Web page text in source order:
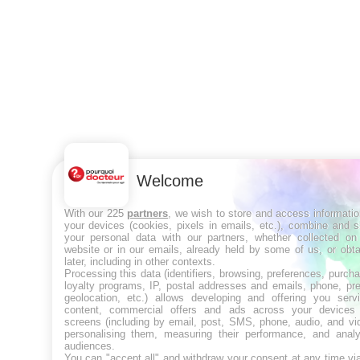
Welcome
With our 225 partners , we wish to store and access
your devices (cookies, pixels in emails, etc.), combine and
your personal data with our partners, whether collected
website or in our emails, already held by some of us, or
later, including in other contexts.
Processing this data (identifiers, browsing, preferences,
loyalty programs, IP, postal addresses and emails, phone,
geolocation, etc.) allows developing and offering you
content, commercial offers and ads across your devices
screens (including by email, post, SMS, phone, audio, and
personalising them, measuring their performance, and
audiences.
You can "accept all" and withdraw your consent at any time